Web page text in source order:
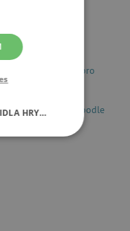
batohy a aktovky pro
batohy a aktovky podle
HRY…